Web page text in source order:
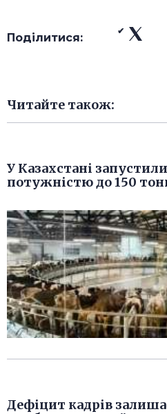
Поділитися:
Читайте також:
У Казахстані
потужністю до 150
Дефіцит кадрів